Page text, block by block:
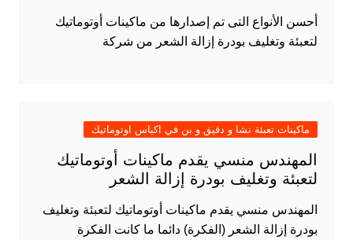
أحسن الأنواع التى تم إصدارها من ماكينات أوتوماتيك
لتعبئة وتغليف بودرة إزالة الشعر من شركة
ماكينات تعبئة نشا و دقيق و بن في اكياس اوتوماتيك
المهندس منسي يقدم ماكينات أوتوماتيك
لتعبئة وتغليف بودرة إزالة الشعر
المهندس منسي يقدم ماكينات أوتوماتيك لتعبئة وتغليف
بودرة إزالة الشعر (الفكرة) دائما ما كانت الفكرة